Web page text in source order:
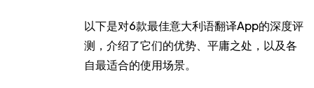
以下是对6款最佳意大利语翻译App的深度评
测，介绍了它们的优势、平庸之处，以及各
自最适合的使用场景。